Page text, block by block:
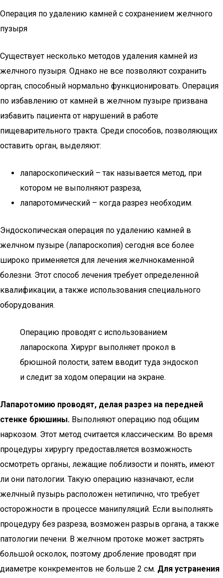
Операция по удалению камней с сохранением желчного
пузыря
Существует несколько методов удаления камней из
желчного пузыря. Однако не все позволяют сохранить
орган, способный нормально функционировать. Операция
по избавлению от камней в желчном пузыре призвана
избавить пациента от нарушений в работе
пищеварительного тракта. Среди способов, позволяющих
оставить орган, выделяют:
лапароскопический – так называется метод, при
котором не выполняют разреза,
лапаротомический – когда разрез необходим.
Эндоскопическая операция по удалению камней в
желчном пузыре (лапароскопия) сегодня все более
широко применяется для лечения желчнокаменной
болезни. Этот способ лечения требует определенной
квалификации, а также использования специального
оборудования.
Операцию проводят с использованием
лапароскопа. Хирург выполняет прокол в
брюшной полости, затем вводит туда эндоскоп
и следит за ходом операции на экране.
Лапаротомию проводят, делая разрез на передней
стенке брюшины. Выполняют операцию под общим
наркозом. Этот метод считается классическим. Во время
процедуры хирургу предоставляется возможность
осмотреть органы, лежащие поблизости и понять, имеют
ли они патологии. Такую операцию назначают, если
желчный пузырь расположен нетипично, что требует
осторожности в процессе манипуляций. Если выполнять
процедуру без разреза, возможен разрыв органа, а также
патологии печени. В желчном протоке может застрять
большой осколок, поэтому дробление проводят при
диаметре конкрементов не больше 2 см. Для устранения